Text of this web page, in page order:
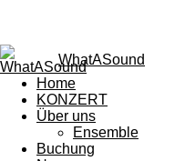
WhatASound
Home
KONZERT
Über uns
Ensemble
Buchung